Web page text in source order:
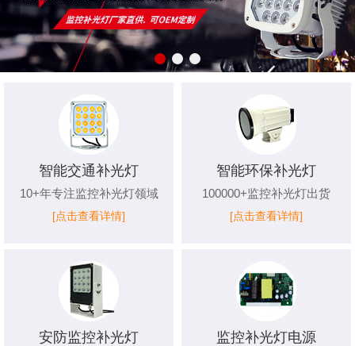
智能交通补光灯
10+年专注监控补光灯领域
[点击查看详情]
智能环保补光灯
100000+监控补光灯出货
[点击查看详情]
安防监控补光灯 监控补光灯电源